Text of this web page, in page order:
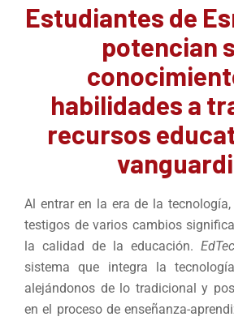
Estudiantes de
potencian
habilidades a
recursos
Al entrar en la era de la
testigos de varios cambios
la calidad de la educación.
sistema que integra la
alejándonos de lo tradicional y
en el proceso de enseñanza-